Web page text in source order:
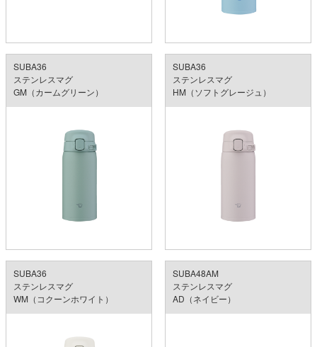
SUBA36
ステンレスマグ
GM（カームグリーン）
SUBA36
ステンレスマグ
HM（ソフトグレージュ）
SUBA36
ステンレスマグ
WM（コクーンホワイト）
SUBA48AM
ステンレスマグ
AD（ネイビー）